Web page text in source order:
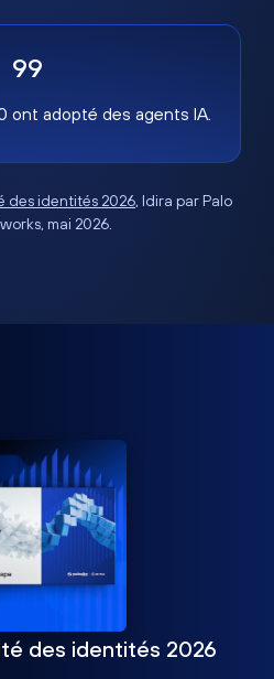
99
ont adopté des agents IA.
des identités 2026, Idira par Palo
mai 2026.
des identités 2026